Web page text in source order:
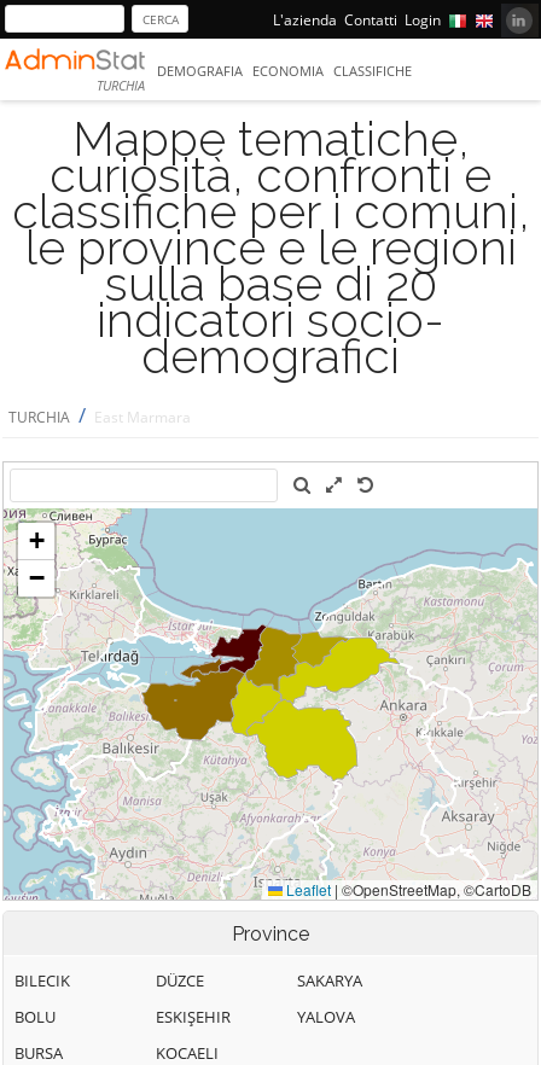
L'azienda Contatti Login
TURCHIA
DEMOGRAFIA ECONOMIA CLASSIFICHE
Mappe tematiche,
curiosità, confronti e
classifiche per i comuni,
le province e le regioni
sulla base di 20
indicatori socio-
demografici
TURCHIA / East Marmara
Province
BILECIK
BOLU
BURSA
DÜZCE
ESKIŞEHIR
KOCAELI
SAKARYA
YALOVA